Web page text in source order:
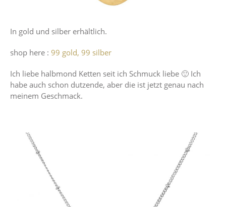
In gold und silber erhältlich.
shop here : 99 gold, 99 silber
Ich liebe halbmond Ketten seit ich Schmuck liebe 🙂 Ich
habe auch schon dutzende, aber die ist jetzt genau nach
meinem Geschmack.